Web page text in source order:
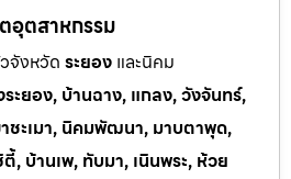
อุตสาหกรรม
จังหวัด ระยอง และนิคม
ระยอง, บ้านฉาง, แกลง, วังจันทร์,
ชะเมา, นิคมพัฒนา, มาบตาพุด,
, บ้านเพ, ทับมา, เนินพระ, ห้วย